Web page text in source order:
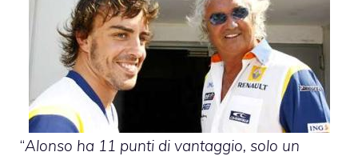
“Alonso ha 11 punti di vantaggio, solo un